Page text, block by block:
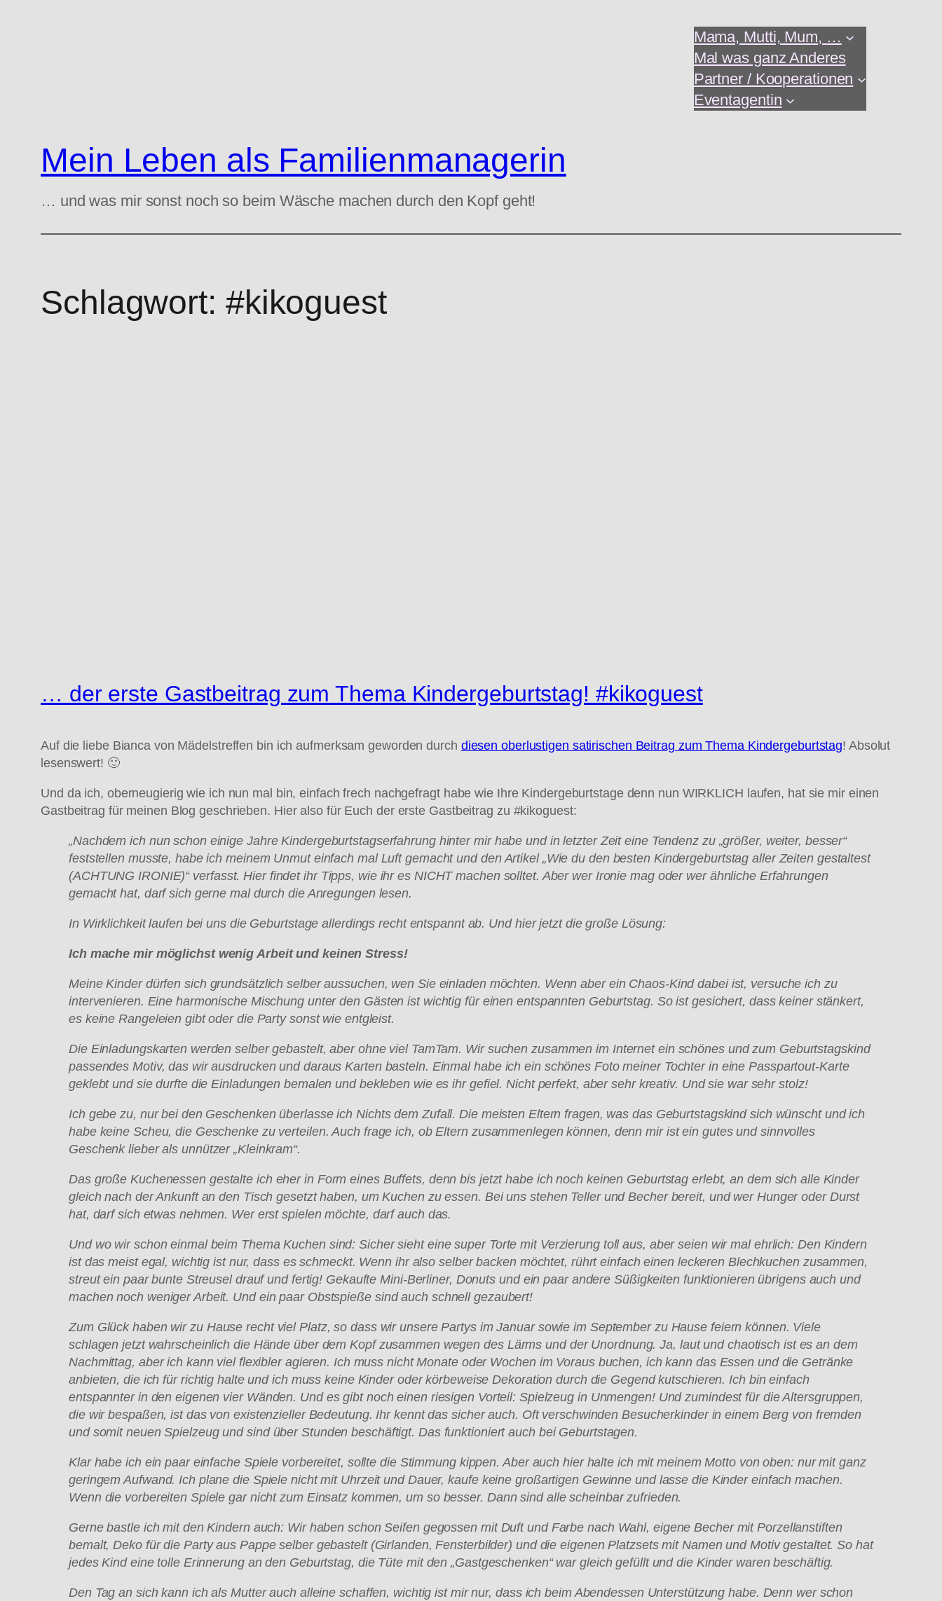
Mein Leben als Familienmanagerin
… und was mir sonst noch so beim Wäsche machen durch den Kopf geht!
Mama, Mutti, Mum, …
Mal was ganz Anderes
Partner / Kooperationen
Eventagentin
Schlagwort: #kikoguest
… der erste Gastbeitrag zum Thema Kindergeburtstag! #kikoguest
Auf die liebe Bianca von Mädelstreffen bin ich aufmerksam geworden durch diesen oberlustigen satirischen Beitrag zum Thema Kindergeburtstag! Absolut
lesenswert! 🙂
Und da ich, oberneugierig wie ich nun mal bin, einfach frech nachgefragt habe wie Ihre Kindergeburtstage denn nun WIRKLICH laufen, hat sie mir einen
Gastbeitrag für meinen Blog geschrieben. Hier also für Euch der erste Gastbeitrag zu #kikoguest:
„Nachdem ich nun schon einige Jahre Kindergeburtstagserfahrung hinter mir habe und in letzter Zeit eine Tendenz zu „größer, weiter, besser“
feststellen musste, habe ich meinem Unmut einfach mal Luft gemacht und den Artikel „Wie du den besten Kindergeburtstag aller Zeiten gestaltest
(ACHTUNG IRONIE)“verfasst. Hier findet ihr Tipps, wie ihr es NICHT machen solltet. Aber wer Ironie mag oder wer ähnliche Erfahrungen
gemacht hat, darf sich gerne mal durch die Anregungen lesen.
In Wirklichkeit laufen bei uns die Geburtstage allerdings recht entspannt ab. Und hier jetzt die große Lösung:
Ich mache mir möglichst wenig Arbeit und keinen Stress!
Meine Kinder dürfen sich grundsätzlich selber aussuchen, wen Sie einladen möchten. Wenn aber ein Chaos-Kind dabei ist, versuche ich zu
intervenieren. Eine harmonische Mischung unter den Gästen ist wichtig für einen entspannten Geburtstag. So ist gesichert, dass keiner stänkert,
es keine Rangeleien gibt oder die Party sonst wie entgleist.
Die Einladungskarten werden selber gebastelt, aber ohne viel TamTam. Wir suchen zusammen im Internet ein schönes und zum Geburtstagskind
passendes Motiv, das wir ausdrucken und daraus Karten basteln. Einmal habe ich ein schönes Foto meiner Tochter in eine Passpartout-Karte
geklebt und sie durfte die Einladungen bemalen und bekleben wie es ihr gefiel. Nicht perfekt, aber sehr kreativ. Und sie war sehr stolz!
Ich gebe zu, nur bei den Geschenkenüberlasse ich Nichts dem Zufall. Die meisten Eltern fragen, was das Geburtstagskind sich wünscht und ich
habe keine Scheu, die Geschenke zu verteilen. Auch frage ich, ob Eltern zusammenlegen können, denn mir ist ein gutes und sinnvolles
Geschenk lieber als unnützer„Kleinkram“.
Das große Kuchenessen gestalte ich eher in Form eines Buffets, denn bis jetzt habe ich noch keinen Geburtstag erlebt, an dem sich alle Kinder
gleich nach der Ankunft an den Tisch gesetzt haben, um Kuchen zu essen. Bei uns stehen Teller und Becher bereit, und wer Hunger oder Durst
hat, darf sich etwas nehmen. Wer erst spielen möchte, darf auch das.
Und wo wir schon einmal beim Thema Kuchen sind: Sicher sieht eine super Torte mit Verzierung toll aus, aber seien wir mal ehrlich: Den Kindern
ist das meist egal, wichtig ist nur, dass es schmeckt. Wenn ihr also selber backen möchtet, rührt einfach einen leckeren Blechkuchen zusammen,
streut ein paar bunte Streusel drauf und fertig! Gekaufte Mini-Berliner, Donuts und ein paar andere Süßigkeiten funktionierenübrigens auch und
machen noch weniger Arbeit. Und ein paar Obstspieße sind auch schnell gezaubert!
Zum Glück haben wir zu Hause recht viel Platz, so dass wir unsere Partys im Januar sowie im September zu Hause feiern können. Viele
schlagen jetzt wahrscheinlich die Hände über dem Kopf zusammen wegen des Lärms und der Unordnung. Ja, laut und chaotisch ist es an dem
Nachmittag, aber ich kann viel flexibler agieren. Ich muss nicht Monate oder Wochen im Voraus buchen, ich kann das Essen und die Getränke
anbieten, die ich für richtig halte und ich muss keine Kinder oder körbeweise Dekoration durch die Gegend kutschieren. Ich bin einfach
entspannter in den eigenen vier Wänden. Und es gibt noch einen riesigen Vorteil: Spielzeug in Unmengen! Und zumindest für die Altersgruppen,
die wir bespaßen, ist das von existenzieller Bedeutung. Ihr kennt das sicher auch. Oft verschwinden Besucherkinder in einem Berg von fremden
und somit neuen Spielzeug und sind über Stunden beschäftigt. Das funktioniert auch bei Geburtstagen.
Klar habe ich ein paar einfache Spiele vorbereitet, sollte die Stimmung kippen. Aber auch hier halte ich mit meinem Motto von oben: nur mit ganz
geringem Aufwand. Ich plane die Spiele nicht mit Uhrzeit und Dauer, kaufe keine großartigen Gewinne und lasse die Kinder einfach machen.
Wenn die vorbereiten Spiele gar nicht zum Einsatz kommen, um so besser. Dann sind alle scheinbar zufrieden.
Gerne bastle ich mit den Kindern auch: Wir haben schon Seifen gegossen mit Duft und Farbe nach Wahl, eigene Becher mit Porzellanstiften
bemalt, Deko für die Party aus Pappe selber gebastelt (Girlanden, Fensterbilder) und die eigenen Platzsets mit Namen und Motiv gestaltet. So hat
jedes Kind eine tolle Erinnerung an den Geburtstag, die Tüte mit den„Gastgeschenken“war gleich gefüllt und die Kinder waren beschäftig.
Den Tag an sich kann ich als Mutter auch alleine schaffen, wichtig ist mir nur, dass ich beim Abendessen Unterstützung habe. Denn wer schon